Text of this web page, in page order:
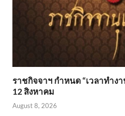
ราชกิจจาฯ กำหนด “เวลาทำง
12 สิงหาคม
August 8, 2026